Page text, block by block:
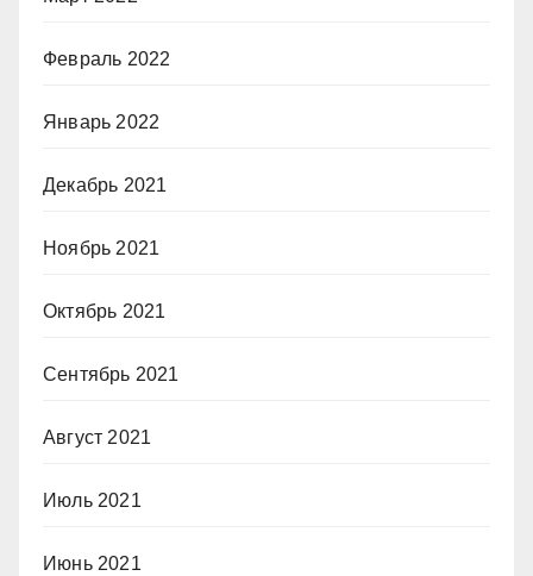
Февраль 2022
Январь 2022
Декабрь 2021
Ноябрь 2021
Октябрь 2021
Сентябрь 2021
Август 2021
Июль 2021
Июнь 2021